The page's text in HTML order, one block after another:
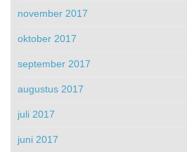
november 2017
oktober 2017
september 2017
augustus 2017
juli 2017
juni 2017